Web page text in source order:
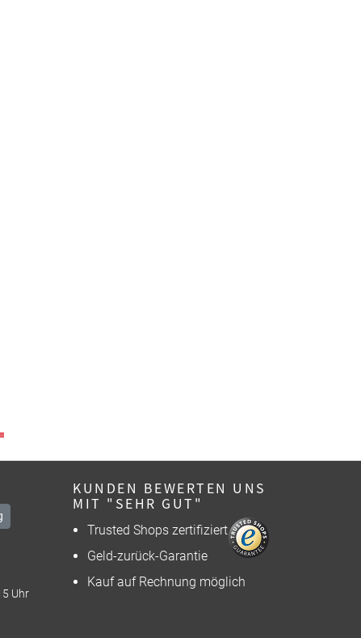
Uhr
KUNDEN BEWERTEN UNS
MIT "SEHR GUT"
Trusted Shops zertifiziert
Geld-zurück-Garantie
Kauf auf Rechnung möglich